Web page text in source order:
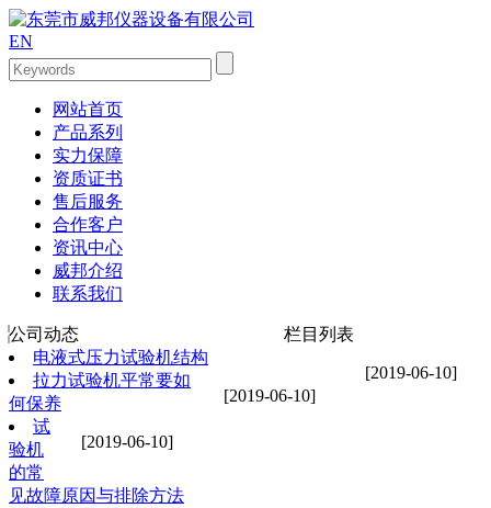
EN
网站首页
产品系列
实力保障
资质证书
售后服务
合作客户
资讯中心
威邦介绍
联系我们
公司动态 栏目列表
[2019-06-10]
电液式压力试验机结构
[2019-06-10]
拉力试验机平常要如
何保养
[2019-06-10]
试
验机
的常
见故障原因与排除方法